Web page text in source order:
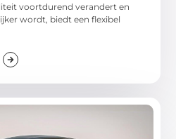
voortdurend verandert en
wordt, biedt een flexibel